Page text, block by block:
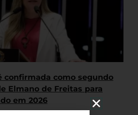
confirmada como segundo
Elmano de Freitas para
em 2026